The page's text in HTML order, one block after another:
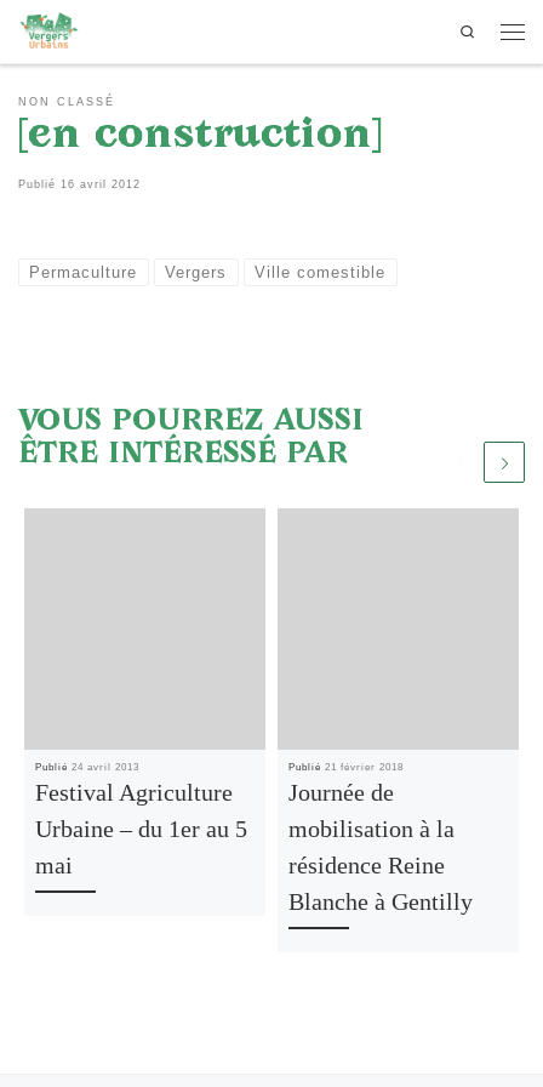
Passer au contenu
Search
NON CLASSÉ
[en construction]
Publié 16 avril 2012
Permaculture Vergers Ville comestible
VOUS POURREZ AUSSI
ÊTRE INTÉRESSÉ PAR
Publié 24 avril 2013
Festival Agriculture
Urbaine – du 1er au 5
mai
Publié 21 février 2018
Journée de
mobilisation à la
résidence Reine
Blanche à Gentilly